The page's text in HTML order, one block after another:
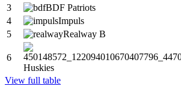
3
BDF Patriots
4
Impuls
5
Realway B
6
Huskies
View full table